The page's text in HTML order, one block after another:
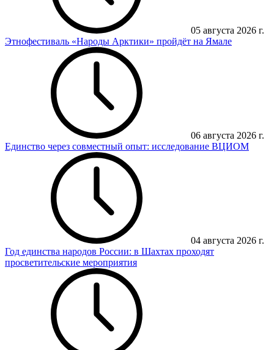
05 августа 2026 г.
Этнофестиваль «Народы Арктики» пройдёт на Ямале
06 августа 2026 г.
Единство через совместный опыт: исследование ВЦИОМ
04 августа 2026 г.
Год единства народов России: в Шахтах проходят
просветительские мероприятия